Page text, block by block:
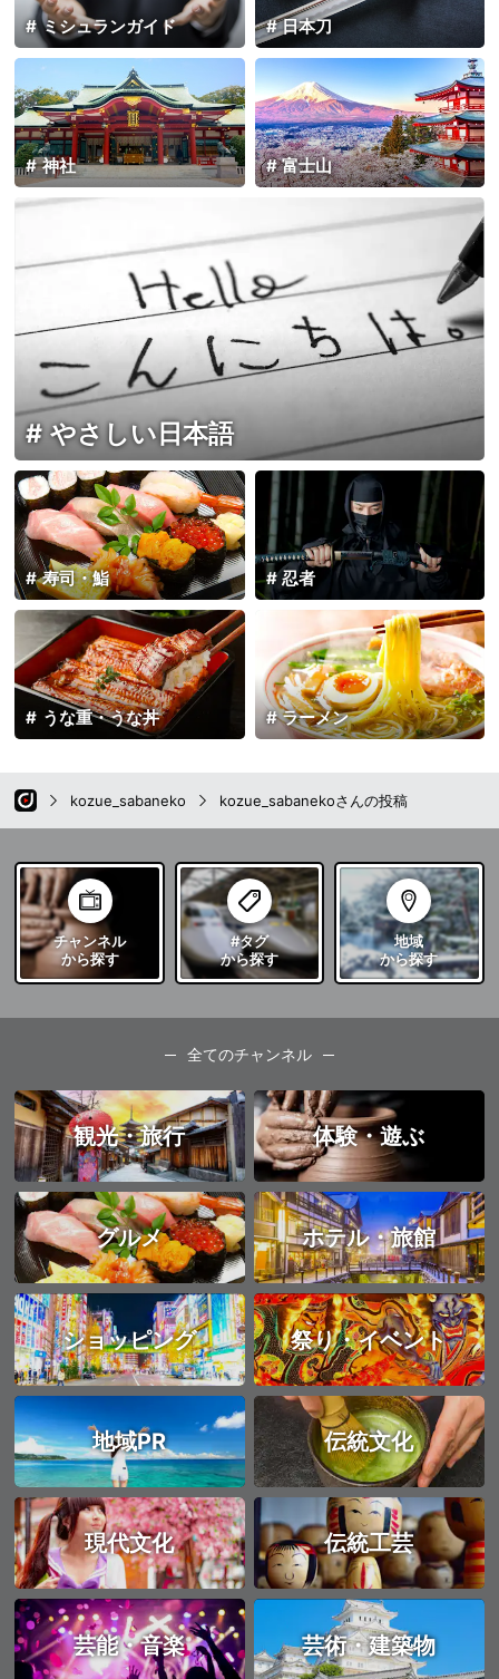
ミシュランガイド 日本刀
神社 富士山
やさしい日本語
忍者
寿司・鮨
ラーメン
うな重・うな丼
kozue_sabaneko kozue_sabanekoさんの投稿
チャンネル
から探す
#タグ
から探す
地域
から探す
全てのチャンネル
観光・旅行 体験・遊ぶ
グルメ ホテル・旅館
ショッピング 祭り・イベント
地域PR 伝統文化
現代文化 伝統工芸
芸能・音楽 芸術・建築物